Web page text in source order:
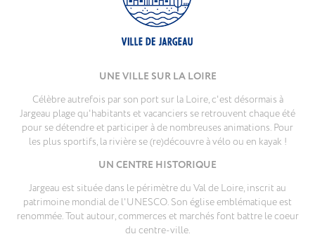
UNE VILLE SUR LA LOIRE
Célèbre autrefois par son port sur la Loire, c'est désormais à
Jargeau plage qu'habitants et vacanciers se retrouvent chaque été
pour se détendre et participer à de nombreuses animations. Pour
les plus sportifs, la rivière se (re)découvre à vélo ou en kayak !
UN CENTRE HISTORIQUE
Jargeau est située dans le périmètre du Val de Loire, inscrit au
patrimoine mondial de l'UNESCO. Son église emblématique est
renommée. Tout autour, commerces et marchés font battre le coeur
du centre-ville.